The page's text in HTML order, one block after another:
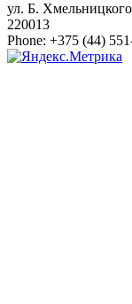
ул. Б.
220013
Phone: +375 (44)